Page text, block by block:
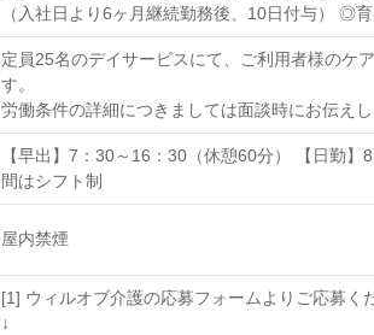
（入社日より6ヶ月継続勤務後、10日付与） ◎
定員25名のデイサービスにて、ご利用者様のケ
す。
労働条件の詳細につきましては面談時にお伝えし
【早出】7：30～16：30（休憩60分） 【日勤
間はシフト制
屋内禁煙
[1] ウィルオブ介護の応募フォームよりご応募く
↓